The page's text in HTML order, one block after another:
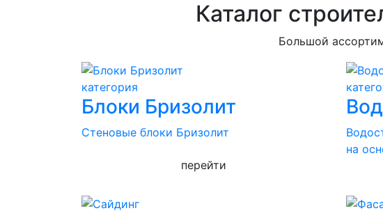
Каталог
Большой
категория
Блоки Бризолит
Стеновые блоки Бризолит
перейти
на